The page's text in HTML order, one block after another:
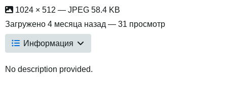
1024 × 512 — JPEG 58.4 KB
Загружено 4 месяца назад — 31 просмотр
Информация
No description provided.